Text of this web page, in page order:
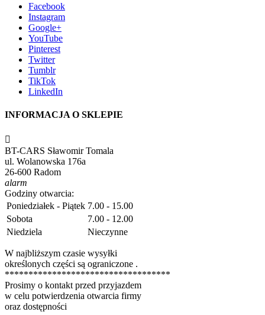
Facebook
Instagram
Google+
YouTube
Pinterest
Twitter
Tumblr
TikTok
LinkedIn
INFORMACJA O SKLEPIE

BT-CARS Sławomir Tomala
ul. Wolanowska 176a
26-600 Radom
alarm
Godziny otwarcia:
Poniedziałek - Piątek 7.00 - 15.00
Sobota
7.00 - 12.00
Niedziela
Nieczynne
W najbliższym czasie wysyłki
określonych części są ograniczone .
***********************************
Prosimy o kontakt przed przyjazdem
w celu potwierdzenia otwarcia firmy
oraz dostępności